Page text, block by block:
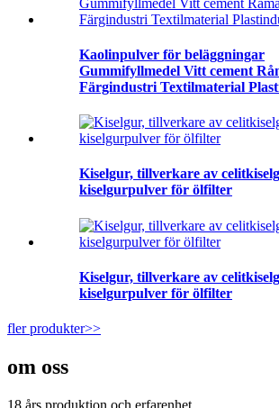
Kaolinpulver för beläggningar
Gummifyllmedel Vitt cement
Färgindustri Textilmaterial
Kiselgur, tillverkare av
kiselgurpulver för ölfilter
Kiselgur, tillverkare av
kiselgurpulver för ölfilter
fler produkter>>
om oss
18 års produktion och erfarenhet